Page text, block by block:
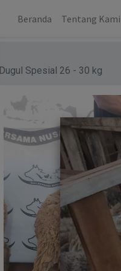
Beranda Tentang Kami
Spesial 26 - 30 kg